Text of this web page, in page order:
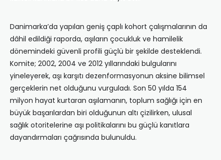
Danimarka’da yapılan geniş çaplı kohort çalışmalarının da
dâhil edildiği raporda, aşıların çocukluk ve hamilelik
dönemindeki güvenli profili güçlü bir şekilde desteklendi.
Komite; 2002, 2004 ve 2012 yıllarındaki bulgularını
yineleyerek, aşı karşıtı dezenformasyonun aksine bilimsel
gerçeklerin net olduğunu vurguladı. Son 50 yılda 154
milyon hayat kurtaran aşılamanın, toplum sağlığı için en
büyük başarılardan biri olduğunun altı çizilirken, ulusal
sağlık otoritelerine aşı politikalarını bu güçlü kanıtlara
dayandırmaları çağrısında bulunuldu.